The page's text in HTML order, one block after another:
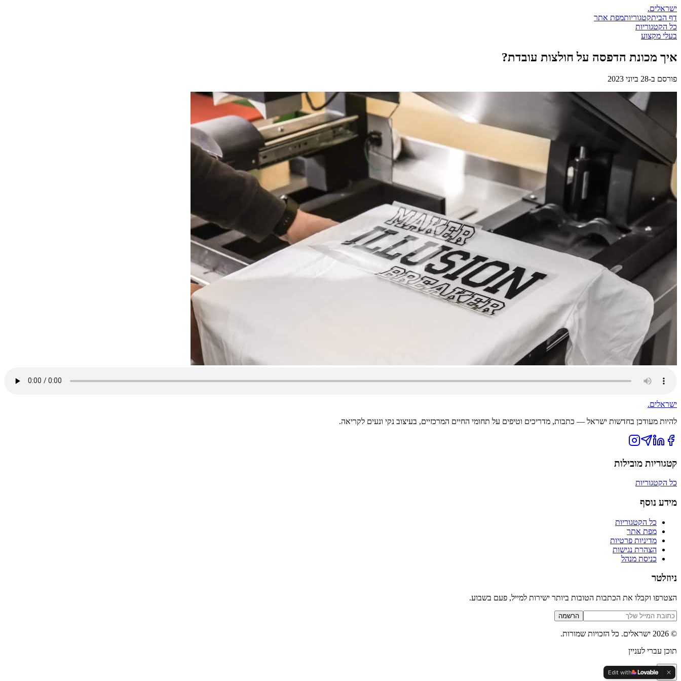
ישראלים.
דף הביתקטגוריותמפת אתר
כל הקטגוריות
בעלי מקצוע
איך מכונת הדפסה על חולצות עובדת?
פורסם ב-28 ביוני 2023
ישראלים.
להיות מעודכן בחדשות ישראל — כתבות, מדריכים וטיפים על תחומי החיים המרכזיים, בעיצוב נקי ונעים לקריאה.
קטגוריות מובילות
כל הקטגוריות
מידע נוסף
כל הקטגוריות
מפת אתר
מדיניות פרטיות
הצהרת נגישות
כניסת מנהל
ניוזלטר
הצטרפו וקבלו את הכתבות הטובות ביותר ישירות למייל, פעם בשבוע.
הרשמה
©
2026 ישראלים. כל הזכויות שמורות.
תוכן עברי לעניין
Edit with